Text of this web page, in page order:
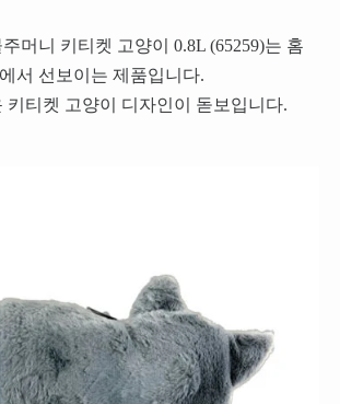
머니 키티켓 고양이 0.8L (65259)는 홈
서 선보이는 제품입니다.
키티켓 고양이 디자인이 돋보입니다.